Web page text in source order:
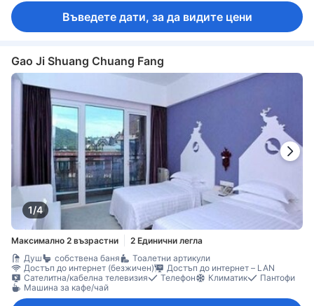
Въведете дати, за да видите цени
Gao Ji Shuang Chuang Fang
1/4
Максимално 2 възрастни
2 Единични легла
Душ
собствена баня
Тоалетни артикули
Достъп до интернет (безжичен)
Достъп до интернет – LAN
Сателитна/кабелна телевизия
Телефон Климатик
Пантофи
Машина за кафе/чай